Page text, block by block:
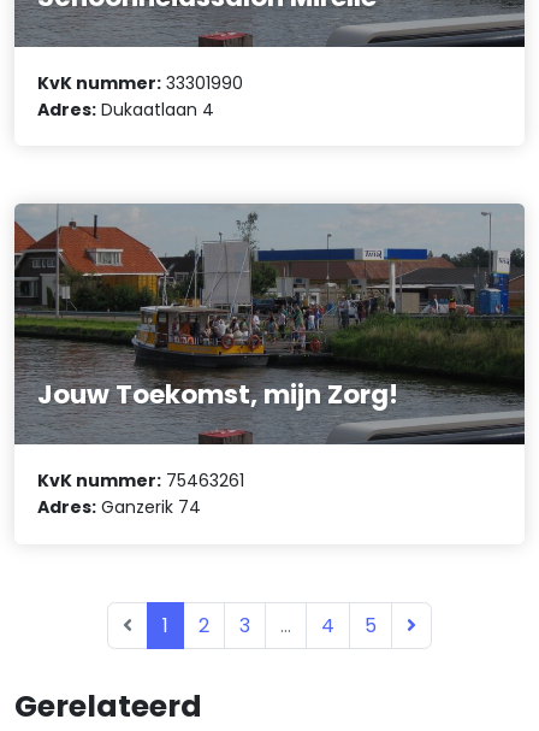
Gerelateerd
KvK nummer: 33301990
Adres: Dukaatlaan 4
Jouw Toekomst, mijn Zorg!
KvK nummer: 75463261
Adres: Ganzerik 74
1 2 3 ... 4 5